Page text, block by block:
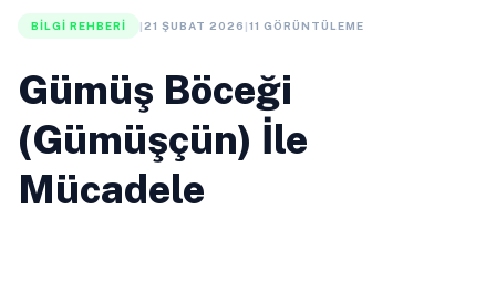
BILGI REHBERI |21 ŞUBAT 2026 |11 GÖRÜNTÜLEME
Gümüş Böceği
(Gümüşçün) İle
Mücadele